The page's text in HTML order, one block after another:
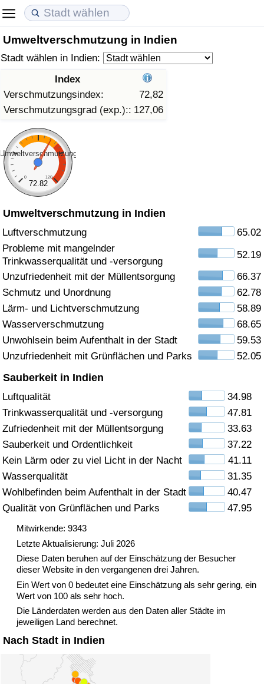
Umweltverschmutzung in Indien
Stadt wählen in Indien:
Index
Verschmutzungsindex:
72,82
Verschmutzungsgrad (exp.):: 127,06
Umweltverschmutzung
0 120
72.82
Umweltverschmutzung in Indien
Luftverschmutzung
65.02
Probleme mit mangelnder
Trinkwasserqualität und -versorgung
52.19
Unzufriedenheit mit der Müllentsorgung
66.37
Schmutz und Unordnung
62.78
Lärm- und Lichtverschmutzung
58.89
Wasserverschmutzung
68.65
Unwohlsein beim Aufenthalt in der Stadt
59.53
Unzufriedenheit mit Grünflächen und Parks
52.05
Sauberkeit in Indien
Luftqualität
34.98
Trinkwasserqualität und -versorgung
47.81
Zufriedenheit mit der Müllentsorgung
33.63
Sauberkeit und Ordentlichkeit
37.22
Kein Lärm oder zu viel Licht in der Nacht
41.11
Wasserqualität
31.35
Wohlbefinden beim Aufenthalt in der Stadt
40.47
Qualität von Grünflächen und Parks
47.95
Mitwirkende: 9343
Letzte Aktualisierung: Juli 2026
Diese Daten beruhen auf der Einschätzung der Besucher
dieser Website in den vergangenen drei Jahren.
Ein Wert von 0 bedeutet eine Einschätzung als sehr gering, ein
Wert von 100 als sehr hoch.
Die Länderdaten werden aus den Daten aller Städte im
jeweiligen Land berechnet.
Nach Stadt in Indien
Lebenshaltungskosten
Lebenshaltungskosten-Index (aktuell)
Lebenshaltungskosten-Index
Lebenshaltungskosten-Index nach Land
in Akaba
Immobilienpreise
Immobilienpreis-Index (aktuell)
Immobilienpreis-Index
Immobilienpreis-Index nach Land
Lebensqualität
Lebensqualität-Index
Lebensqualität-Index (aktuell)
Lebensqualitätsindex nach Land
Kriminalität
Kriminalitäts-Index (aktuell)
Kriminalitätsindex nach Land
Gesundheitsversorgungs-Index (aktuell)
Gesundheitsversorgungs-Index
Gesundheitsversorgungs-Index nach Land
Umweltverschmutzung
Umweltverschmutzungs-Index (aktuell)
Verschmutzungsindex
Umweltverschmutzungs-Index nach Land
Verkehr
Verkehrs-Index
Verkehrs-Index (aktuell)
Verkehrs-Index nach Land